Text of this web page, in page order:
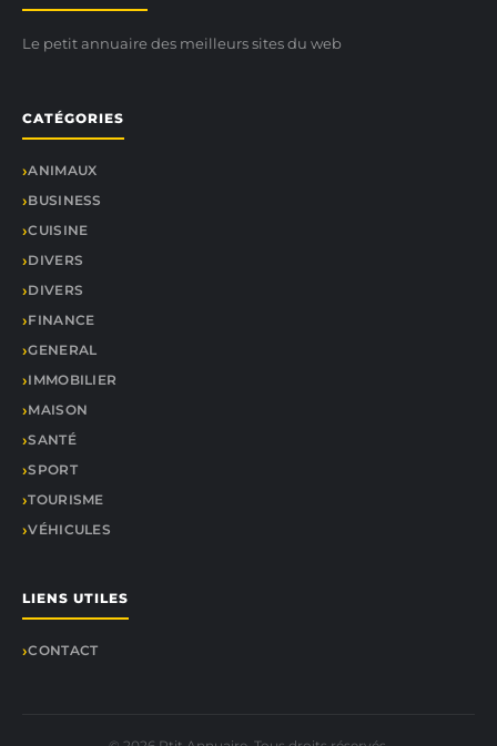
Le petit annuaire des meilleurs sites du web
CATÉGORIES
ANIMAUX
BUSINESS
CUISINE
DIVERS
DIVERS
FINANCE
GENERAL
IMMOBILIER
MAISON
SANTÉ
SPORT
TOURISME
VÉHICULES
LIENS UTILES
CONTACT